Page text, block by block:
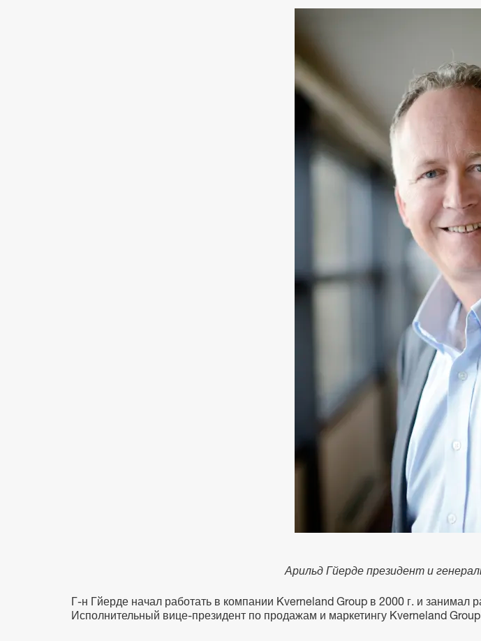
Арильд Гйерде президент и
Г-н Гйерде начал работать в компании Kverneland Group в 2000 г. и
Исполнительный вице-президент по продажам и маркетингу Kverneland